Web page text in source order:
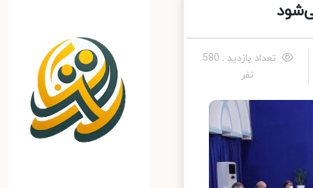
تعداد بازدید : 580
نفر